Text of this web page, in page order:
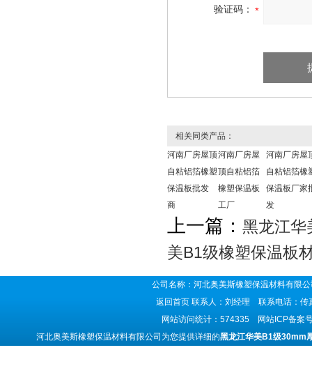
验证码：
相关同类产品：
河南厂房屋顶
自粘铝箔橡塑
保温板批发
商
河南厂房屋
顶自粘铝箔
橡塑保温板
工厂
河南厂房屋
自粘铝箔橡
保温板厂家
发
上一篇： 黑龙江华
美B1级橡塑保温板
公司名称：河北奥美斯橡塑保温材料有
返回首页 联系人：刘经理 联系电话：
网站访问统计：574335 网站ICP备案
河北奥美斯橡塑保温材料有限公司为您提供详细的黑龙江华美B1级30mm